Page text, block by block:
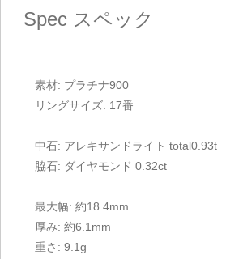
Spec スペック
素材: プラチナ900
リングサイズ: 17番
中石: アレキサンドライト total0.93t
脇石: ダイヤモンド 0.32ct
最大幅: 約18.4mm
厚み: 約6.1mm
重さ: 9.1g